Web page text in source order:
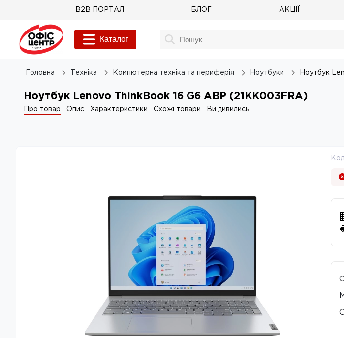
B2B ПОРТАЛ БЛОГ АКЦІЇ
Каталог
Головна Техніка Компютерна техніка та периферія Ноутбуки Ноутбук
Ноутбук Lenovo ThinkBook 16 G6 ABP (21KK003FRA)
Про товар Опис Характеристики Схожі товари Ви дивились